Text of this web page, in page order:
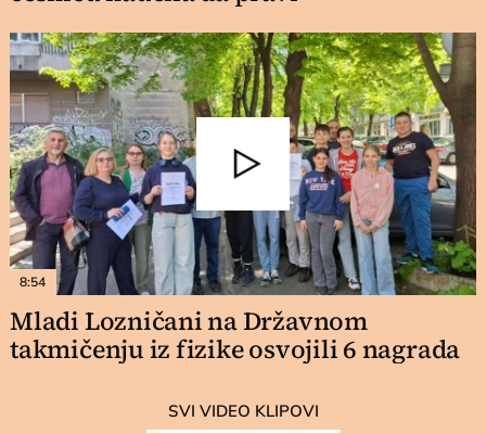
8:54
Mladi Lozničani na Državnom
takmičenju iz fizike osvojili 6 nagrada
SVI VIDEO KLIPOVI